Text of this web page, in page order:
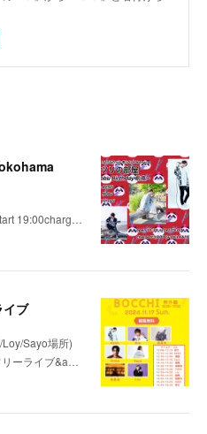
19:00charg…
ブ
Loy/Sayo場所)
リーライブ&a…